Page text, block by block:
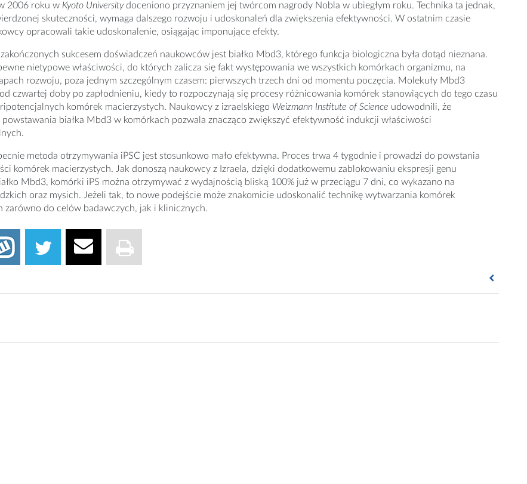
2006 roku w Kyoto Universitydoceniono przyznaniem jej twórcom nagrody Nobla w ubiegłym roku. Technika ta jednak,
skuteczności, wymaga dalszego rozwoju i udoskonaleń dla zwiększenia efektywności. W ostatnim czasie
opracowali takie udoskonalenie, osiągając imponujące efekty.
sukcesem doświadczeń naukowców jest białko Mbd3, którego funkcja biologiczna była dotąd nieznana.
nietypowe właściwości, do których zalicza się fakt występowania we wszystkich komórkach organizmu, na
rozwoju, poza jednym szczególnym czasem: pierwszych trzech dni od momentu poczęcia. Molekuły Mbd3
czwartej doby po zapłodnieniu, kiedy to rozpoczynają się procesy różnicowania komórek stanowiących do tego czasu
komórek macierzystych. Naukowcy z izraelskiego Weizmann Institute of Science udowodnili, że
białka Mbd3 w komórkach pozwala znacząco zwiększyć efektywność indukcji właściwości
metoda otrzymywania iPSC jest stosunkowo mało efektywna. Proces trwa 4 tygodnie i prowadzi do powstania
komórek macierzystych. Jak donoszą naukowcy z Izraela, dzięki dodatkowemu zablokowaniu ekspresji genu
Mbd3, komórki iPS można otrzymywać z wydajnością bliską 100% już w przeciągu 7 dni, co wykazano na
oraz mysich. Jeżeli tak, to nowe podejście może znakomicie udoskonalić technikę wytwarzania komórek
zarówno do celów badawczych, jak i klinicznych.